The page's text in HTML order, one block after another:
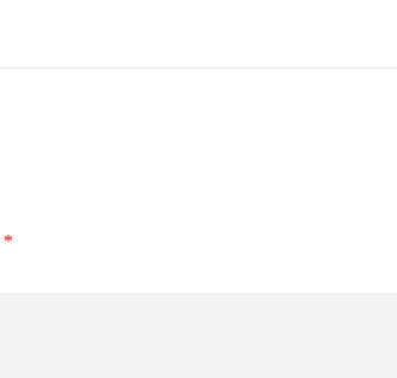
*